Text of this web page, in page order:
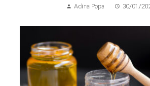
Adina Popa 30/01/